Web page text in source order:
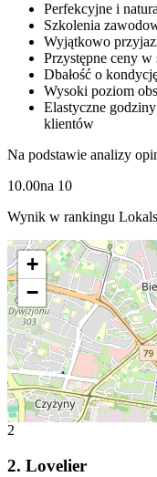
Perfekcyjne i
Szkolenia
Wyjątkowo
Przystępne ceny
Dbałość o
Wysoki poziom
Elastyczne
klientów
Na podstawie analizy
10.00na 10
Wynik w rankingu
+
−
2
2. Lovelier